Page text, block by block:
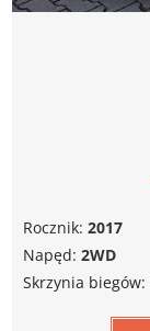
Rocznik: 2017
Napęd: 2WD
Skrzynia biegów: